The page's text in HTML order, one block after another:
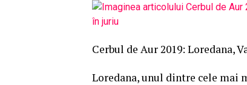
Cerbul de Aur 2019: Loredana,
Loredana, unul dintre cele mai